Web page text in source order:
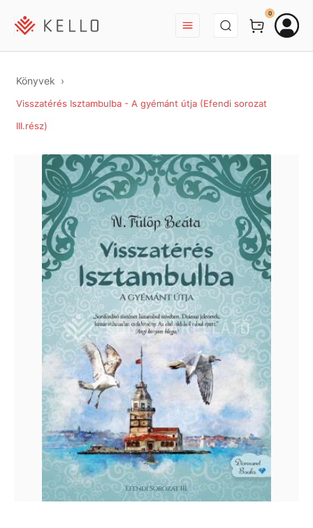
BEJELENTKEZÉS
0
Könyvek
Visszatérés Isztambulba - A gyémánt útja (Efendi sorozat
III.rész)